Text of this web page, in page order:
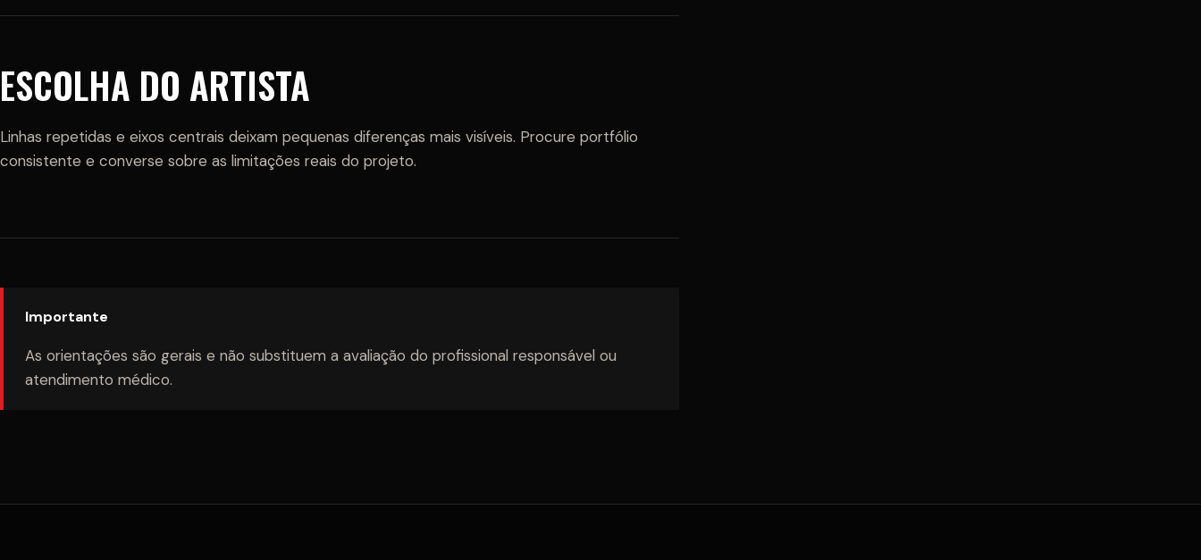
ESCOLHA DO ARTISTA
Linhas repetidas e eixos centrais deixam pequenas diferenças mais visíveis. Procure portfólio
consistente e converse sobre as limitações reais do projeto.
Importante
As orientações são gerais e não substituem a avaliação do profissional responsável ou
atendimento médico.